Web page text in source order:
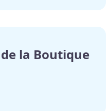
la Boutique